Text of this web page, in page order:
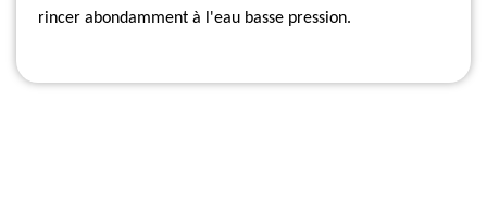
rincer abondamment à l'eau basse pression.